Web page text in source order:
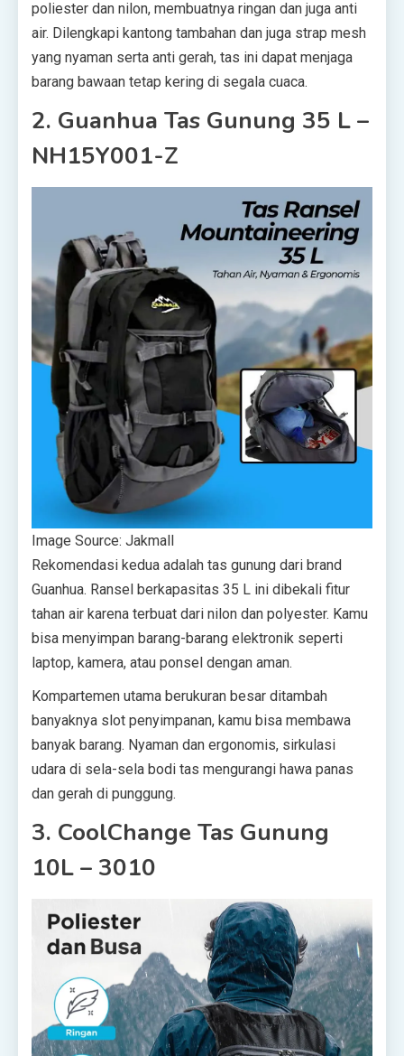
poliester dan nilon, membuatnya ringan dan juga anti
air. Dilengkapi kantong tambahan dan juga strap mesh
yang nyaman serta anti gerah, tas ini dapat menjaga
barang bawaan tetap kering di segala cuaca.
2. Guanhua Tas Gunung 35 L –
NH15Y001-Z
Image Source: Jakmall
Rekomendasi kedua adalah tas gunung dari brand
Guanhua. Ransel berkapasitas 35 L ini dibekali fitur
tahan air karena terbuat dari nilon dan polyester. Kamu
bisa menyimpan barang-barang elektronik seperti
laptop, kamera, atau ponsel dengan aman.
Kompartemen utama berukuran besar ditambah
banyaknya slot penyimpanan, kamu bisa membawa
banyak barang. Nyaman dan ergonomis, sirkulasi
udara di sela-sela bodi tas mengurangi hawa panas
dan gerah di punggung.
3. CoolChange Tas Gunung
10L – 3010